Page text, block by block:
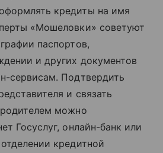
кредиты на имя
«Мошеловки» советуют
паспортов,
и других документов
сервисам. Подтвердить
и связать
можно
Госуслуг, онлайн-банк или
кредитной